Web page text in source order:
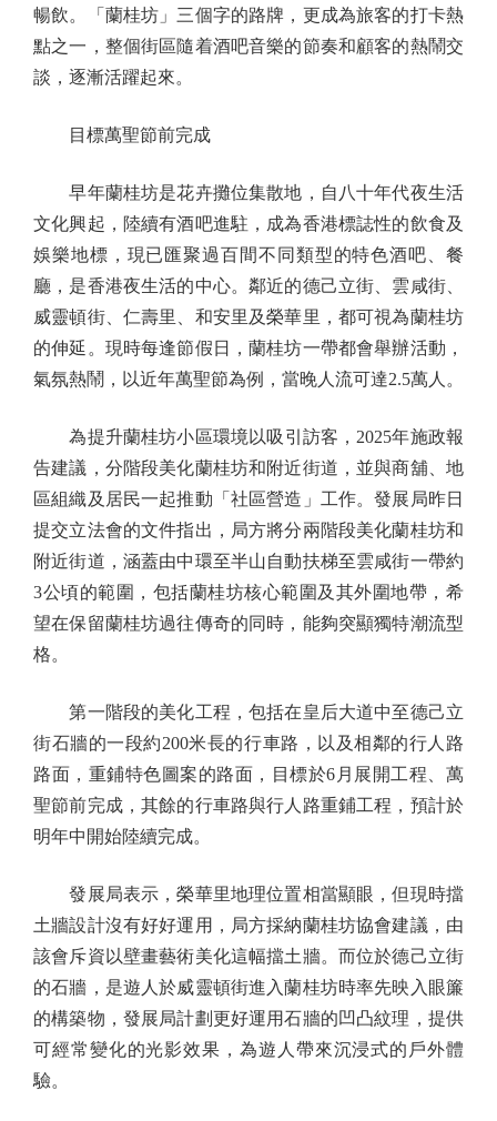
暢飲。「蘭桂坊」三個字的路牌，更成為旅客的打卡熱
點之一，整個街區隨着酒吧音樂的節奏和顧客的熱鬧交
談，逐漸活躍起來。
目標萬聖節前完成
早年蘭桂坊是花卉攤位集散地，自八十年代夜生活
文化興起，陸續有酒吧進駐，成為香港標誌性的飲食及
娛樂地標，現已匯聚過百間不同類型的特色酒吧、餐
廳，是香港夜生活的中心。鄰近的德己立街、雲咸街、
威靈頓街、仁壽里、和安里及榮華里，都可視為蘭桂坊
的伸延。現時每逢節假日，蘭桂坊一帶都會舉辦活動，
氣氛熱鬧，以近年萬聖節為例，當晚人流可達2.5萬人。
為提升蘭桂坊小區環境以吸引訪客，2025年施政報
告建議，分階段美化蘭桂坊和附近街道，並與商舖、地
區組織及居民一起推動「社區營造」工作。發展局昨日
提交立法會的文件指出，局方將分兩階段美化蘭桂坊和
附近街道，涵蓋由中環至半山自動扶梯至雲咸街一帶約
3公頃的範圍，包括蘭桂坊核心範圍及其外圍地帶，希
望在保留蘭桂坊過往傳奇的同時，能夠突顯獨特潮流型
格。
第一階段的美化工程，包括在皇后大道中至德己立
街石牆的一段約200米長的行車路，以及相鄰的行人路
路面，重鋪特色圖案的路面，目標於6月展開工程、萬
聖節前完成，其餘的行車路與行人路重鋪工程，預計於
明年中開始陸續完成。
發展局表示，榮華里地理位置相當顯眼，但現時擋
土牆設計沒有好好運用，局方採納蘭桂坊協會建議，由
該會斥資以壁畫藝術美化這幅擋土牆。而位於德己立街
的石牆，是遊人於威靈頓街進入蘭桂坊時率先映入眼簾
的構築物，發展局計劃更好運用石牆的凹凸紋理，提供
可經常變化的光影效果，為遊人帶來沉浸式的戶外體
驗。